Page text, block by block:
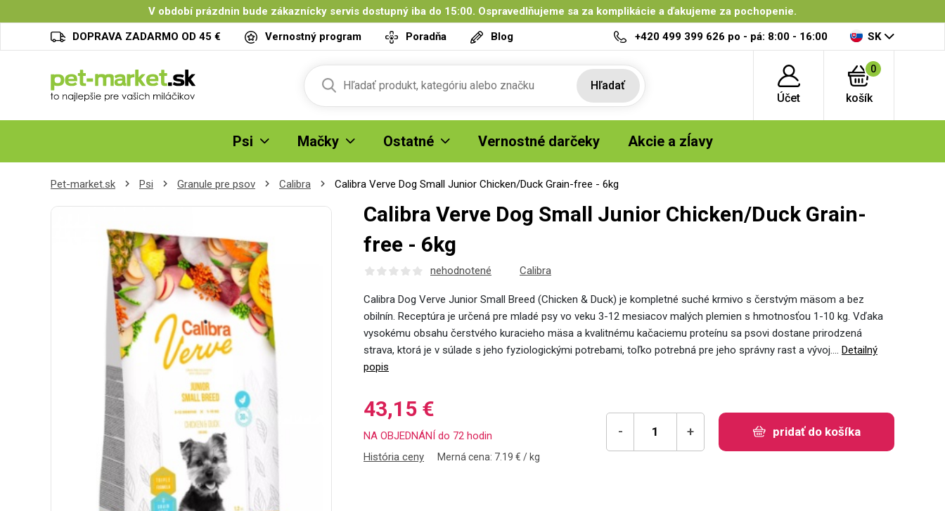
V období prázdnin bude zákaznícky servis dostupný iba do 15:00. Ospravedlňujeme sa za komplikácie a ďakujeme za pochopenie.
DOPRAVA ZADARMO OD 45 €
Vernostný program Poradňa Blog +420 499 399 626 po - pá: 8:00 - 16:00 SK
Hľadať
Účet
0
košík
Psi Mačky Ostatné Vernostné darčeky Akcie a zĺavy
Pet-market.sk Psi Granule pre psov Calibra Calibra Verve Dog Small Junior Chicken/Duck Grain-free - 6kg
Calibra Verve Dog Small Junior Chicken/Duck Grain-
free - 6kg
nehodnotené Calibra
Calibra Dog Verve Junior Small Breed (Chicken & Duck) je kompletné suché krmivo s čerstvým mäsom a bez
obilnín. Receptúra ​​je určená pre mladé psy vo veku 3-12 mesiacov malých plemien s hmotnosťou 1-10 kg. Vďaka
vysokému obsahu čerstvého kuracieho mäsa a kvalitnému kačaciemu proteínu sa psovi dostane prirodzená
strava, ktorá je v súlade s jeho fyziologickými potrebami, toľko potrebná pre jeho správny rast a vývoj.… Detailný
popis
43,15 €
NA OBJEDNÁNÍ do 72 hodin
História ceny
Merná cena: 7.19 € / kg
- + pridať do košíka